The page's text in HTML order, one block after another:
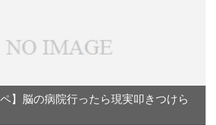
】脳の病院行ったら現実叩きつけら